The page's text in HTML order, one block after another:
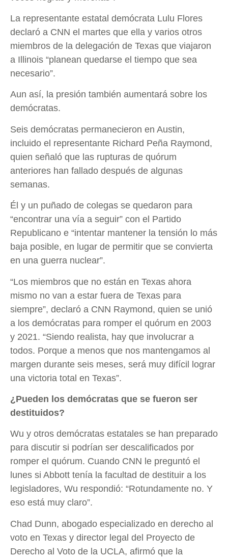
La representante estatal demócrata Lulu Flores
declaró a CNN el martes que ella y varios otros
miembros de la delegación de Texas que viajaron
a Illinois “planean quedarse el tiempo que sea
necesario”.
Aun así, la presión también aumentará sobre los
demócratas.
Seis demócratas permanecieron en Austin,
incluido el representante Richard Peña Raymond,
quien señaló que las rupturas de quórum
anteriores han fallado después de algunas
semanas.
Él y un puñado de colegas se quedaron para
“encontrar una vía a seguir” con el Partido
Republicano e “intentar mantener la tensión lo más
baja posible, en lugar de permitir que se convierta
en una guerra nuclear”.
“Los miembros que no están en Texas ahora
mismo no van a estar fuera de Texas para
siempre”, declaró a CNN Raymond, quien se unió
a los demócratas para romper el quórum en 2003
y 2021. “Siendo realista, hay que involucrar a
todos. Porque a menos que nos mantengamos al
margen durante seis meses, será muy difícil lograr
una victoria total en Texas”.
¿Pueden los demócratas que se fueron ser
destituidos?
Wu y otros demócratas estatales se han preparado
para discutir si podrían ser descalificados por
romper el quórum. Cuando CNN le preguntó el
lunes si Abbott tenía la facultad de destituir a los
legisladores, Wu respondió: “Rotundamente no. Y
eso está muy claro”.
Chad Dunn, abogado especializado en derecho al
voto en Texas y director legal del Proyecto de
Derecho al Voto de la UCLA, afirmó que la